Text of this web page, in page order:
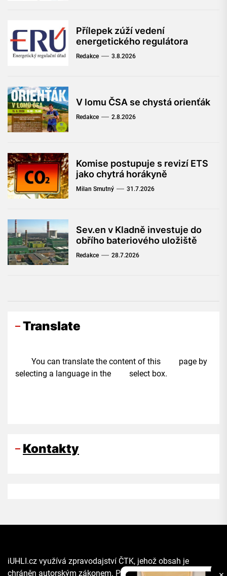
Přílepek zúží vedení
energetického regulátora
Redakce 3.8.2026
V lomu ČSA se chystá orienťák
Redakce 2.8.2026
Komise postupuje s revizí ETS
jako chytrá horákyně
Milan Smutný 31.7.2026
Sev.en v Kladně investuje do
obřího bateriového uložiště
Redakce 28.7.2026
Translate
You can translate the content of this page by
selecting a language in the select box.
Kontakty
iUHLI.cz využívá zpravodajství ČTK, jehož obsah je
chráněn autorským zákonem. Přepis, šíření či další